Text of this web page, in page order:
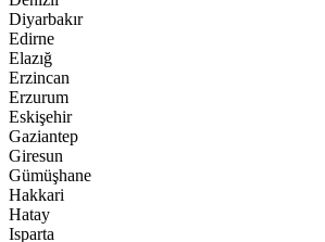
Diyarbakır
Edirne
Elazığ
Erzincan
Erzurum
Eskişehir
Gaziantep
Giresun
Gümüşhane
Hakkari
Hatay
Isparta